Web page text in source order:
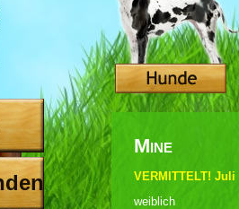
Mine
VERMITTELT! Juli
weiblich